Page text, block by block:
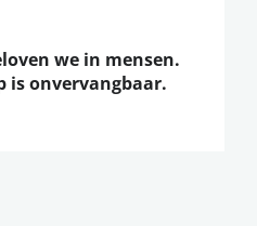
we in mensen.
is onvervangbaar.